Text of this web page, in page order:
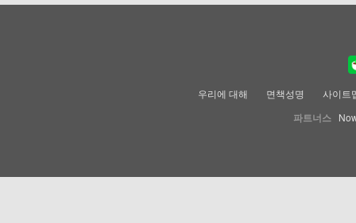
우리에 대해 면책성명 사이트
파트너스